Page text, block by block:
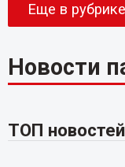
Еще в рубрике
Новости
ТОП новостей